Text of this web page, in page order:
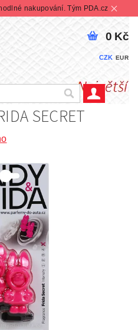
nakupování. Tým PDA.cz
CZK EUR
0 Kč
SECRET